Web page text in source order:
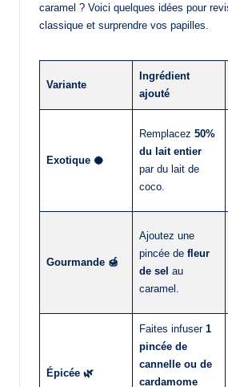
caramel ? Voici quelques idées pour
classique et surprendre vos papilles.
Variante
Ingrédient
ajouté
Exotique 🥥
Remplacez 50%
du lait entier
par du lait de
coco.
Gourmande 🍯
Ajoutez une
pincée de fleur
de sel au
caramel.
Épicée 🌿
Faites infuser 1
pincée de
cannelle ou de
cardamome